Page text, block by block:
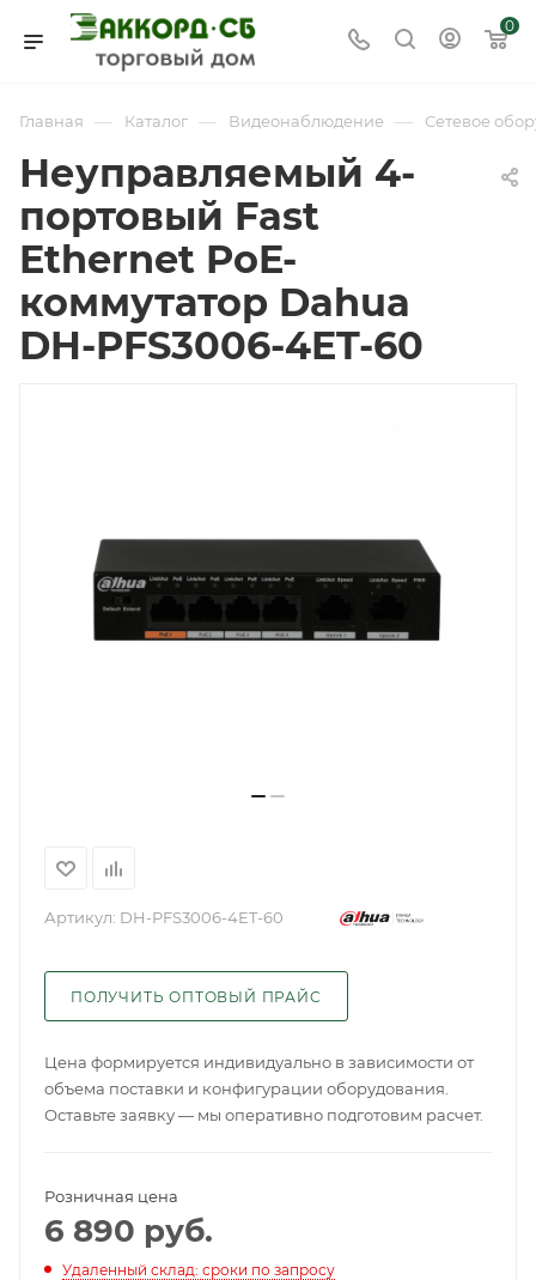
0
Главная — Каталог — Видеонаблюдение — Сетевое
Неуправляемый 4-
портовый Fast
Ethernet PoE-
коммутатор Dahua
DH-PFS3006-4ET-60
Артикул: DH-PFS3006-4ET-60
ПОЛУЧИТЬ ОПТОВЫЙ ПРАЙС
Цена формируется индивидуально в зависимости от
объема поставки и конфигурации оборудования.
Оставьте заявку — мы оперативно подготовим расчет.
Розничная цена
6 890 руб.
Удаленный склад: сроки по запросу